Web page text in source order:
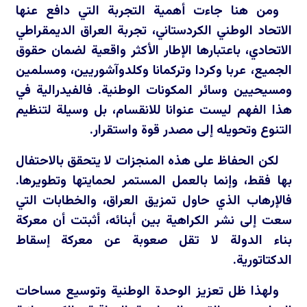
ومن هنا جاءت أهمية التجربة التي دافع عنها
الاتحاد الوطني الكردستاني، تجربة العراق الديمقراطي
الاتحادي، باعتبارها الإطار الأكثر واقعية لضمان حقوق
الجميع، عربا وكردا وتركمانا وكلدوآشوريين، ومسلمين
ومسيحيين وسائر المكونات الوطنية. فالفيدرالية في
هذا الفهم ليست عنوانا للانقسام، بل وسيلة لتنظيم
التنوع وتحويله إلى مصدر قوة واستقرار.
لكن الحفاظ على هذه المنجزات لا يتحقق بالاحتفال
بها فقط، وإنما بالعمل المستمر لحمايتها وتطويرها.
فالإرهاب الذي حاول تمزيق العراق، والخطابات التي
سعت إلى نشر الكراهية بين أبنائه، أثبتت أن معركة
بناء الدولة لا تقل صعوبة عن معركة إسقاط
الدكتاتورية.
ولهذا ظل تعزيز الوحدة الوطنية وتوسيع مساحات